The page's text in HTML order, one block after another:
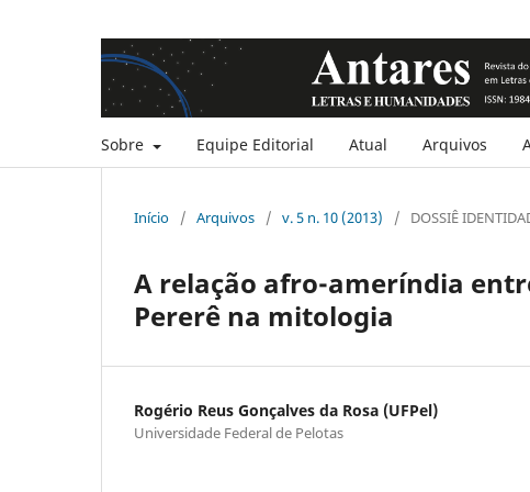
Sobre Equipe Editorial Atual Arquivos
Início / Arquivos / v. 5 n. 10 (2013) / DOSSIÊ
A relação afro-ameríndia
Pererê na mitologia
Rogério Reus Gonçalves da Rosa (UFPel)
Universidade Federal de Pelotas